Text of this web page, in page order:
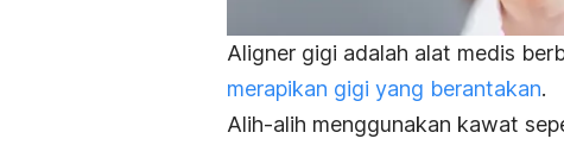
Aligner gigi adalah alat medis
merapikan gigi yang berantakan.
Alih-alih menggunakan kawat